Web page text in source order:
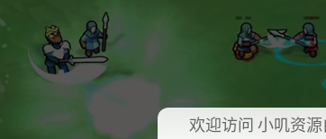
欢迎访问 小叽资